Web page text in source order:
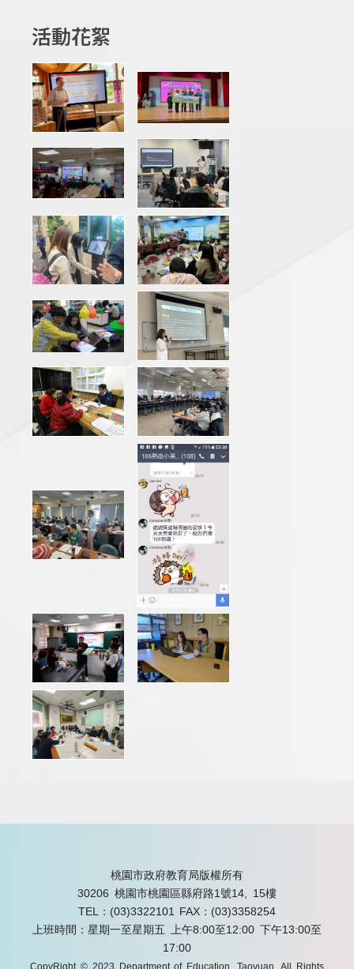
活動花絮
桃園市政府教育局版權所有
30206 桃園市桃園區縣府路1號14, 15樓
TEL：(03)3322101
FAX：(03)3358254
上班時間：星期一至星期五 上午8:00至12:00 下午13:00至
17:00
CopyRight © 2023 Department of Education, Taoyuan. All Rights